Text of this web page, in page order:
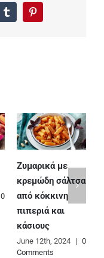
Tumblr
0
Ζυμαρικά με
κρεμώδη σάλτσα
από κόκκινη
πιπεριά και
κάσιους
June 12th, 2024 | 0
Comments